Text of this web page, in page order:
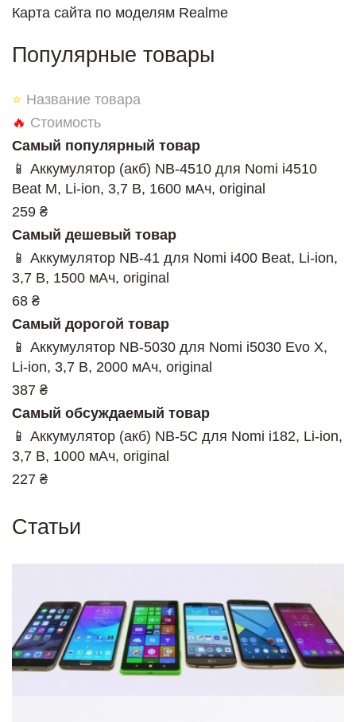
Карта сайта по моделям Realme
Популярные товары
⭐ Название товара
🔥 Стоимость
Самый популярный товар
📱 Аккумулятор (акб) NB-4510 для Nomi i4510
Beat M, Li-ion, 3,7 В, 1600 мАч, original
259 ₴
Самый дешевый товар
📱 Аккумулятор NB-41 для Nomi i400 Beat, Li-ion,
3,7 В, 1500 мАч, original
68 ₴
Самый дорогой товар
📱 Аккумулятор NB-5030 для Nomi i5030 Evo X,
Li-ion, 3,7 В, 2000 мАч, original
387 ₴
Самый обсуждаемый товар
📱 Аккумулятор (акб) NB-5C для Nomi i182, Li-ion,
3,7 В, 1000 мАч, original
227 ₴
Статьи